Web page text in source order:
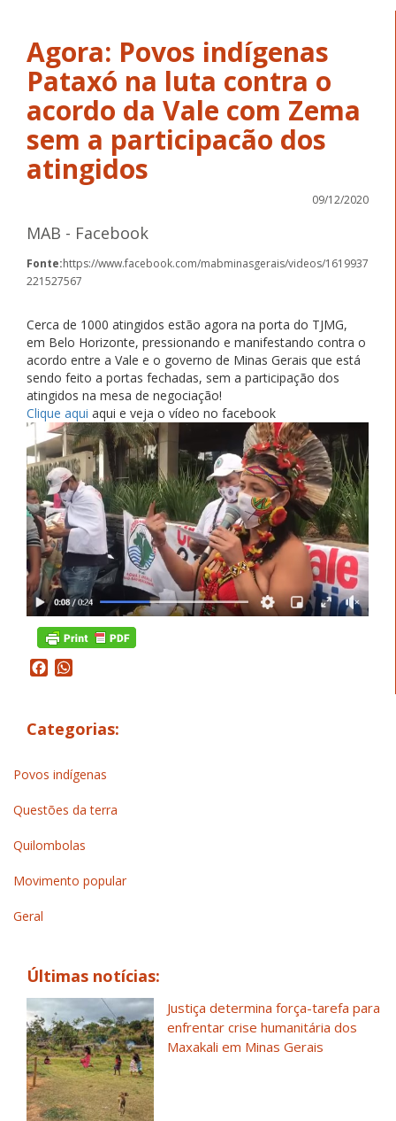
Agora: Povos indígenas
Pataxó na luta contra o
acordo da Vale com Zema
sem a participacão dos
atingidos
09/12/2020
MAB - Facebook
Fonte:https://www.facebook.com/mabminasgerais/videos/1619937
221527567
Cerca de 1000 atingidos estão agora na porta do TJMG,
em Belo Horizonte, pressionando e manifestando contra o
acordo entre a Vale e o governo de Minas Gerais que está
sendo feito a portas fechadas, sem a participação dos
atingidos na mesa de negociação!
Clique aqui aqui e veja o vídeo no facebook
Facebook
Categorias:
Povos indígenas
Questões da terra
Quilombolas
Movimento popular
Geral
Últimas notícias:
Justiça determina força-tarefa para
enfrentar crise humanitária dos
Maxakali em Minas Gerais